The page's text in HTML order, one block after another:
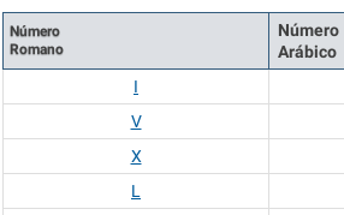
Número
Romano
Número
Arábico
I
V
X
L